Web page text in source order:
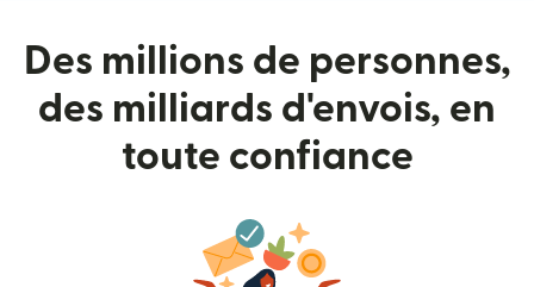
Des millions de personnes,
des milliards d'envois, en
toute confiance